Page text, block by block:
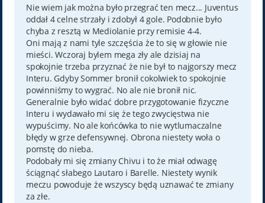
t
Nie wiem jak można było przegrać ten mecz... Juventus
oddał 4 celne strzały i zdobył 4 gole. Podobnie było
chyba z resztą w Mediolanie przy remisie 4-4.
Oni mają z nami tyle szczęścia że to się w głowie nie
mieści. Wczoraj bylem mega zły ale dzisiaj na
spokojnie trzeba przyznać że nie był to najgorszy mecz
Interu. Gdyby Sommer bronił cokolwiek to spokojnie
powinniśmy to wygrać. No ale nie bronił nic.
Generalnie było widać dobre przygotowanie fizyczne
Interu i wydawało mi się że tego zwycięstwa nie
wypuścimy. No ale końcówka to nie wytlumaczalne
błędy w grze defensywnej. Obrona niestety woła o
pomstę do nieba.
Podobały mi się zmiany Chivu i to że miał odwagę
ściągnąć słabego Lautaro i Barelle. Niestety wynik
meczu powoduje że wszyscy będą uznawać te zmiany
za złe.